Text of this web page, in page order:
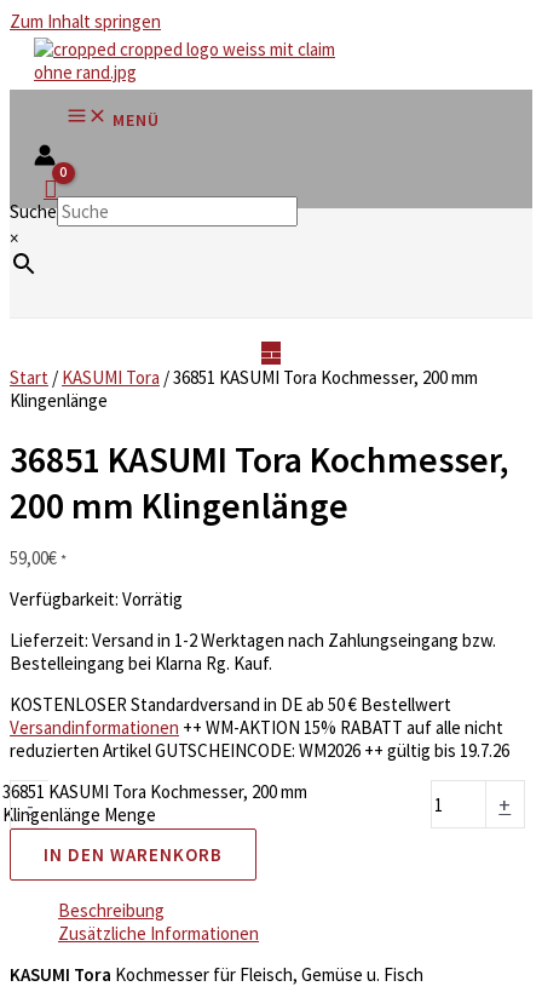
Zum Inhalt springen
MENÜ
Suche
×
Start / KASUMI Tora / 36851 KASUMI Tora Kochmesser, 200 mm
Klingenlänge
36851 KASUMI Tora Kochmesser,
200 mm Klingenlänge
59,00€ *
Verfügbarkeit: Vorrätig
Lieferzeit: Versand in 1-2 Werktagen nach Zahlungseingang bzw.
Bestelleingang bei Klarna Rg. Kauf.
KOSTENLOSER Standardversand in DE ab 50 € Bestellwert
Versandinformationen ++ WM-AKTION 15% RABATT auf alle nicht
reduzierten Artikel GUTSCHEINCODE: WM2026 ++ gültig bis 19.7.26
-
36851 KASUMI Tora Kochmesser, 200 mm
Klingenlänge Menge
+
IN DEN WARENKORB
Beschreibung
Zusätzliche Informationen
KASUMI Tora Kochmesser für Fleisch, Gemüse u. Fisch